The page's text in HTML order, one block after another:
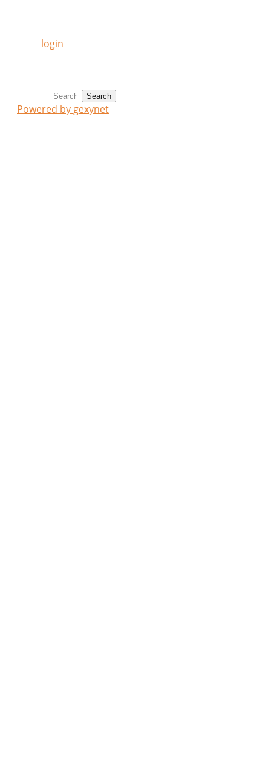
login
Powered by gexynet